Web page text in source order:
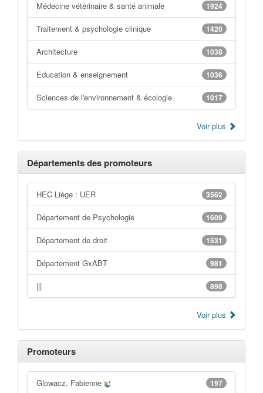
1924
Médecine vétérinaire & santé animale
1420
Traitement & psychologie clinique
1038
Architecture
1036
Education & enseignement
1017
Sciences de l'environnement & écologie
Voir plus
Départements des promoteurs
3562
HEC Liège : UER
1609
Département de Psychologie
1531
Département de droit
981
Département GxABT
898
|||
Voir plus
Promoteurs
197
Glowacz, Fabienne